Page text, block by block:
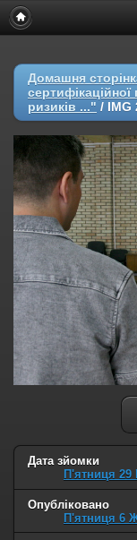
Домашня
ризиків ..." / IMG
Дата зйомки
П'ятниця 29
Опубліковано
П'ятниця 6